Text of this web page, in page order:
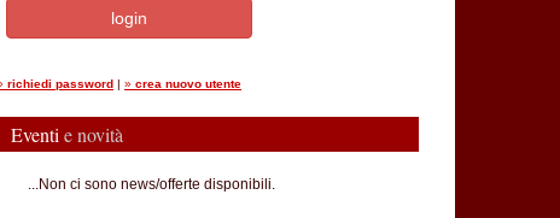
richiedi password | » crea nuovo utente
Eventi e novità
...Non ci sono news/offerte disponibili.